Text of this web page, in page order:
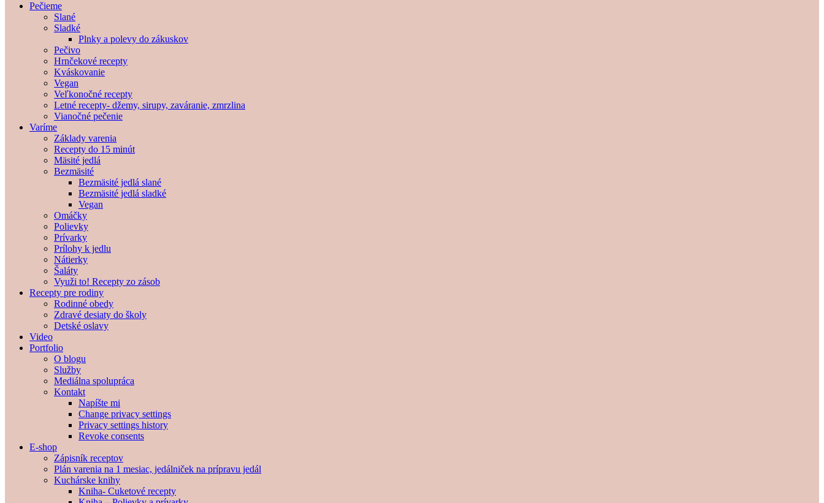
Pečieme
Slané
Sladké
Plnky a polevy do zákuskov
Pečivo
Hrnčekové recepty
Kváskovanie
Vegan
Veľkonočné recepty
Letné recepty- džemy, sirupy, zaváranie, zmrzlina
Vianočné pečenie
Varíme
Základy varenia
Recepty do 15 minút
Mäsité jedlá
Bezmäsité
Bezmäsité jedlá slané
Bezmäsité jedlá sladké
Vegan
Omáčky
Polievky
Prívarky
Prílohy k jedlu
Nátierky
Šaláty
Využi to! Recepty zo zásob
Recepty pre rodiny
Rodinné obedy
Zdravé desiaty do školy
Detské oslavy
Video
Portfolio
O blogu
Služby
Mediálna spolupráca
Kontakt
Napíšte mi
Change privacy settings
Privacy settings history
Revoke consents
E-shop
Zápisník receptov
Plán varenia na 1 mesiac, jedálniček na prípravu jedál
Kuchárske knihy
Kniha- Cuketové recepty